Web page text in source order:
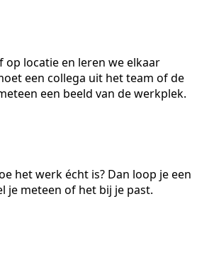
op locatie en leren we elkaar
een collega uit het team of de
een beeld van de werkplek.
het werk écht is? Dan loop je een
je meteen of het bij je past.